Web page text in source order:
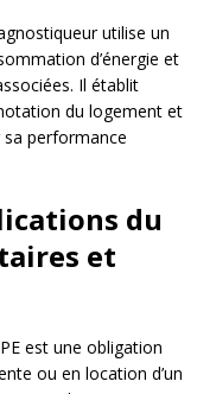
utilise un
d’énergie et
Il établit
du logement et
performance
du
et
est une obligation
ou en location d’un